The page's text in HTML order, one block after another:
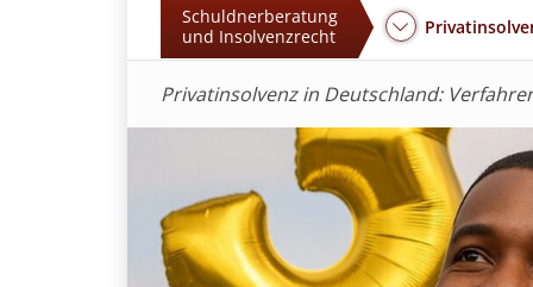
Schuldnerberatung
und Insolvenzrecht
Privatinsolvenz in Deutschland: